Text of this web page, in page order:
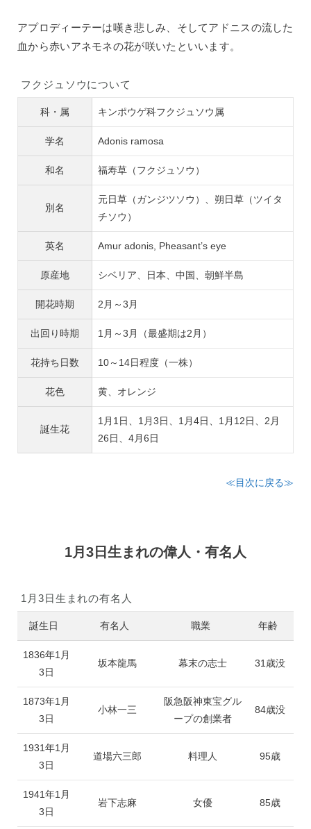
アプロディーテーは嘆き悲しみ、そしてアドニスの流した
血から赤いアネモネの花が咲いたといいます。
フクジュソウについて
科・属 キンポウゲ科フクジュソウ属
学名 Adonis ramosa
和名 福寿草（フクジュソウ）
別名
元日草（ガンジツソウ）、朔日草（ツイタ
チソウ）
英名 Amur adonis, Pheasant’s eye
原産地 シベリア、日本、中国、朝鮮半島
開花時期 2月～3月
出回り時期 1月～3月（最盛期は2月）
花持ち日数 10～14日程度（一株）
花色 黄、オレンジ
誕生花
1月1日、1月3日、1月4日、1月12日、2月
26日、4月6日
≪目次に戻る≫
1月3日生まれの偉人・有名人
1月3日生まれの有名人
誕生日 有名人 職業 年齢
1836年1月
3日
坂本龍馬 幕末の志士 31歳没
1873年1月
3日
小林一三
阪急阪神東宝グル
ープの創業者
84歳没
1931年1月
3日
道場六三郎 料理人 95歳
1941年1月
3日
岩下志麻 女優 85歳